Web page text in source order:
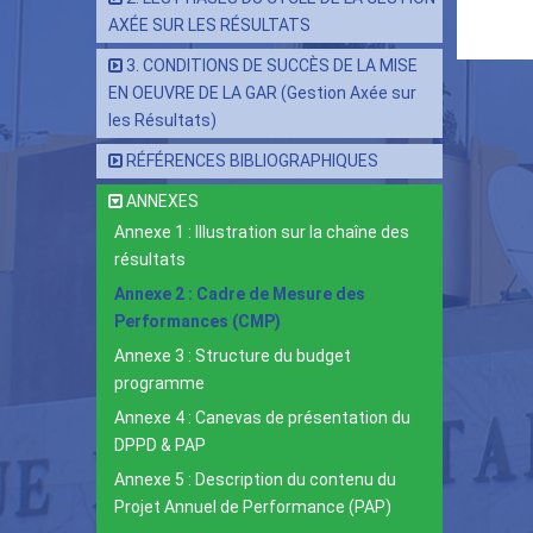
AXÉE SUR LES RÉSULTATS
3. CONDITIONS DE SUCCÈS DE LA MISE
EN OEUVRE DE LA GAR (Gestion Axée sur
les Résultats)
RÉFÉRENCES BIBLIOGRAPHIQUES
ANNEXES
Annexe 1 : Illustration sur la chaîne des
résultats
Annexe 2 : Cadre de Mesure des
Performances (CMP)
Annexe 3 : Structure du budget
programme
Annexe 4 : Canevas de présentation du
DPPD & PAP
Annexe 5 : Description du contenu du
Projet Annuel de Performance (PAP)
2
(CMP)